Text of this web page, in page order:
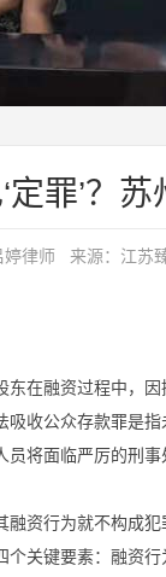
罪’？苏
律师 来源： 江苏
在融资过程中，
收公众存款罪是
将面临严厉的刑事
资行为就不构成
关键要素：融资